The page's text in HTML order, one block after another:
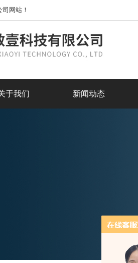
网站！
于我们 新闻动态